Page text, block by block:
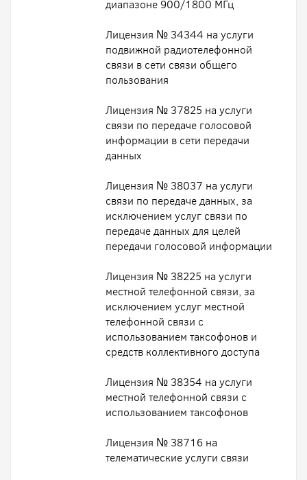
диапазоне 900/1800 МГц
Лицензия № 34344 на услуги
подвижной радиотелефонной
связи в сети связи общего
пользования
Лицензия № 37825 на услуги
связи по передаче голосовой
информации в сети передачи
данных
Лицензия № 38037 на услуги
связи по передаче данных, за
исключением услуг связи по
передаче данных для целей
передачи голосовой информации
Лицензия № 38225 на услуги
местной телефонной связи, за
исключением услуг местной
телефонной связи с
использованием таксофонов и
средств коллективного доступа
Лицензия № 38354 на услуги
местной телефонной связи с
использованием таксофонов
Лицензия № 38716 на
телематические услуги связи